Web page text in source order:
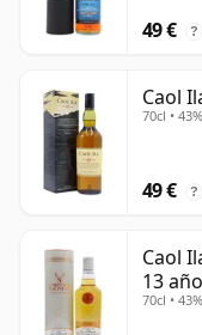
49 € ?
Caol
70cl • 43%
49 € ?
Caol
13
70cl • 43%